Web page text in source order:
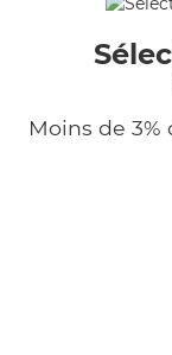
Moins de